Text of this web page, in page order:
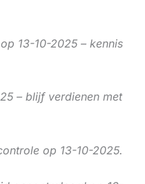
13-10-2025 – kennis
– blijf verdienen met
op 13-10-2025.